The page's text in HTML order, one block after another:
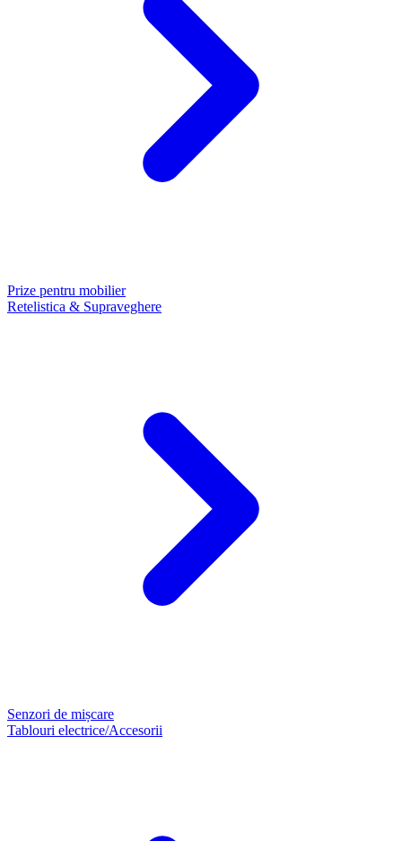
Prize pentru mobilier
Retelistica & Supraveghere
Senzori de mișcare
Tablouri electrice/Accesorii